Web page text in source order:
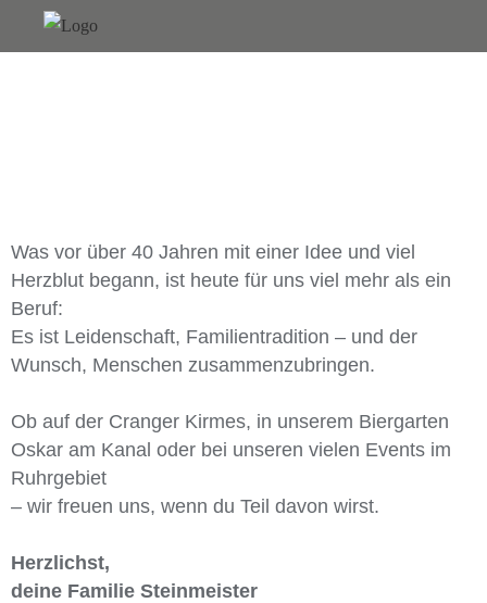
Was vor über 40 Jahren mit einer Idee und viel
Herzblut begann, ist heute für uns viel mehr als ein
Beruf:
Es ist Leidenschaft, Familientradition – und der
Wunsch, Menschen zusammenzubringen.
Ob auf der Cranger Kirmes, in unserem Biergarten
Oskar am Kanal oder bei unseren vielen Events im
Ruhrgebiet
– wir freuen uns, wenn du Teil davon wirst.
Herzlichst,
deine Familie Steinmeister